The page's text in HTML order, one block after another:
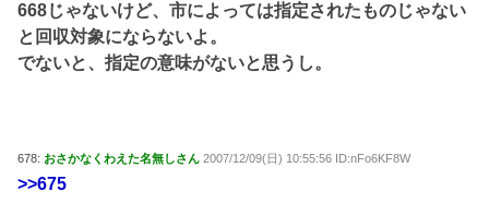
668じゃないけど、市によっては指定されたものじゃない
と回収対象にならないよ。
でないと、指定の意味がないと思うし。
678: おさかなくわえた名無しさん 2007/12/09(日) 10:55:56 ID:nFo6KF8W
>>675